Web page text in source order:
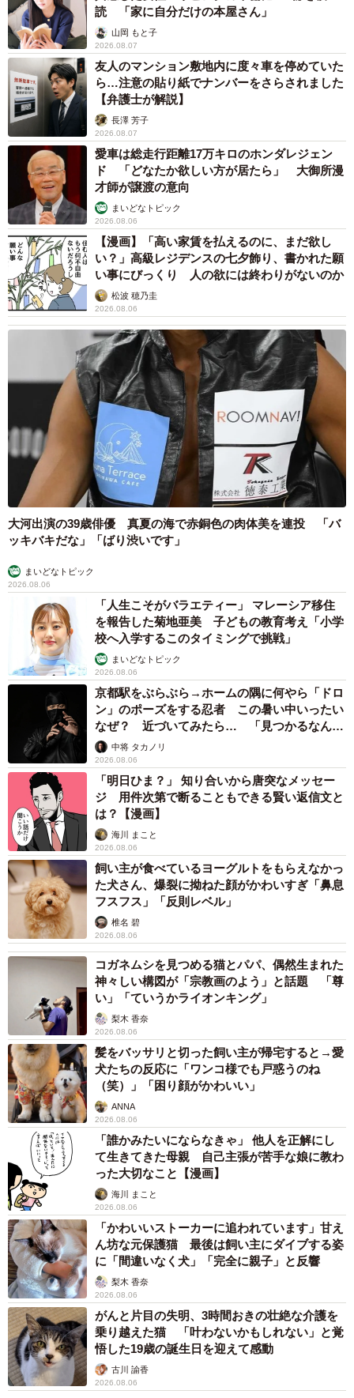
読 「家に自分だけの本屋さん」
山岡 もと子
2026.08.07
友人のマンション敷地内に度々車を停めていた
ら…注意の貼り紙でナンバーをさらされました
【弁護士が解説】
長澤 芳子
2026.08.07
愛車は総走行距離17万キロのホンダレジェン
ド 「どなたか欲しい方が居たら」 大御所漫
才師が譲渡の意向
まいどなトピック
2026.08.06
【漫画】「高い家賃を払えるのに、まだ欲し
い？」高級レジデンスの七夕飾り、書かれた願
い事にびっくり 人の欲には終わりがないのか
松波 穂乃圭
2026.08.06
大河出演の39歳俳優 真夏の海で赤銅色の肉体美を連投 「バ
ッキバキだな」「ばり渋いです」
まいどなトピック
2026.08.06
「人生こそがバラエティー」 マレーシア移住
を報告した菊地亜美 子どもの教育考え「小学
校へ入学するこのタイミングで挑戦」
まいどなトピック
2026.08.06
京都駅をぶらぶら→ホームの隅に何やら「ドロ
ン」のポーズをする忍者 この暑い中いったい
なぜ？ 近づいてみたら… 「見つかるなんて
未熟」中将 タカノリ
2026.08.06
「明日ひま？」 知り合いから唐突なメッセー
ジ 用件次第で断ることもできる賢い返信文と
は？【漫画】
海川 まこと
2026.08.06
飼い主が食べているヨーグルトをもらえなかっ
た犬さん、爆裂に拗ねた顔がかわいすぎ「鼻息
フスフス」「反則レベル」
椎名 碧
2026.08.06
コガネムシを見つめる猫とパパ、偶然生まれた
神々しい構図が「宗教画のよう」と話題 「尊
い」「ていうかライオンキング」
梨木 香奈
2026.08.06
髪をバッサリと切った飼い主が帰宅すると→愛
犬たちの反応に「ワンコ様でも戸惑うのね
（笑）」「困り顔がかわいい」
ANNA
2026.08.06
「誰かみたいにならなきゃ」 他人を正解にし
て生きてきた母親 自己主張が苦手な娘に教わ
った大切なこと【漫画】
海川 まこと
2026.08.06
「かわいいストーカーに追われています」甘え
ん坊な元保護猫 最後は飼い主にダイブする姿
に「間違いなく犬」「完全に親子」と反響
梨木 香奈
2026.08.06
がんと片目の失明、3時間おきの壮絶な介護を
乗り越えた猫 「叶わないかもしれない」と覚
悟した19歳の誕生日を迎えて感動
古川 諭香
2026.08.06